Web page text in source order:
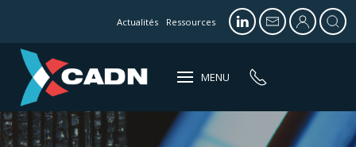
Actualités Ressources
MENU